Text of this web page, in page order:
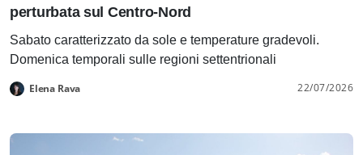
perturbata sul Centro-Nord
Sabato caratterizzato da sole e temperature gradevoli.
Domenica temporali sulle regioni settentrionali
Elena Rava 22/07/2026